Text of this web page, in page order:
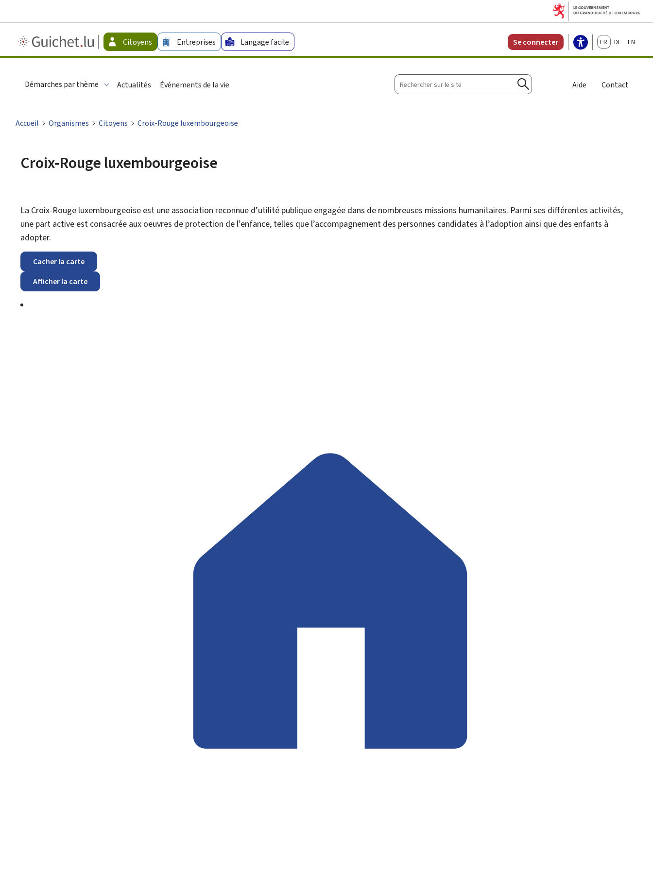
Guichet.lu
-
Citoyens Entreprises Langage facile Se connecter FrançaisDeutschEnglish
Démarches par thème Actualités Événements de la vie
Rechercher
sur
Rechercher
Aide Contact
Accueil Organismes Citoyens Croix-Rouge luxembourgeoise
Croix-Rouge luxembourgeoise
La Croix-Rouge luxembourgeoise est une association reconnue d’utilité publique engagée dans de nombreuses missions humanitaires. Parmi ses différentes activités,
une part active est consacrée aux oeuvres de protection de l’enfance, telles que l’accompagnement des personnes candidates à l’adoption ainsi que des enfants à
adopter.
Cacher la carte
Afficher la carte